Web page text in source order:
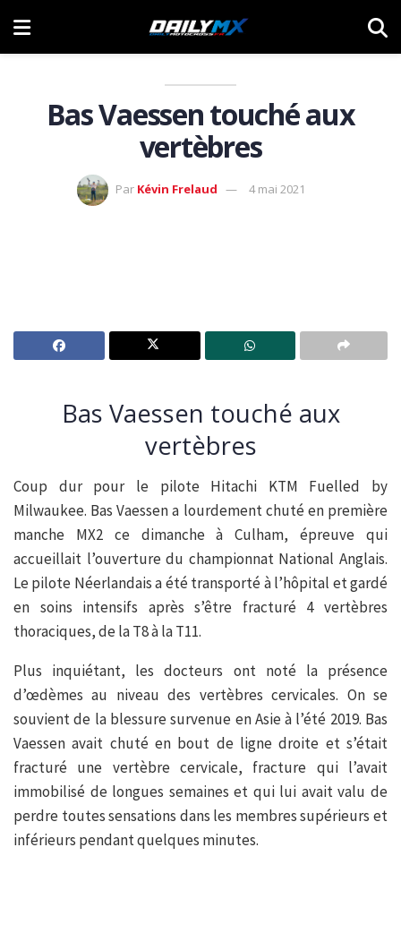
Bas Vaessen touché aux
vertèbres
Par Kévin Frelaud 4 mai 2021
Bas Vaessen touché aux
vertèbres
Coup dur pour le pilote Hitachi KTM Fuelled by
Milwaukee. Bas Vaessen a lourdement chuté en première
manche MX2 ce dimanche à Culham, épreuve qui
accueillait l’ouverture du championnat National Anglais.
Le pilote Néerlandais a été transporté à l’hôpital et gardé
en soins intensifs après s’être fracturé 4 vertèbres
thoraciques, de la T8 à la T11.
Plus inquiétant, les docteurs ont noté la présence
d’œdèmes au niveau des vertèbres cervicales. On se
souvient de la blessure survenue en Asie à l’été 2019. Bas
Vaessen avait chuté en bout de ligne droite et s’était
fracturé une vertèbre cervicale, fracture qui l’avait
immobilisé de longues semaines et qui lui avait valu de
perdre toutes sensations dans les membres supérieurs et
inférieurs pendant quelques minutes.